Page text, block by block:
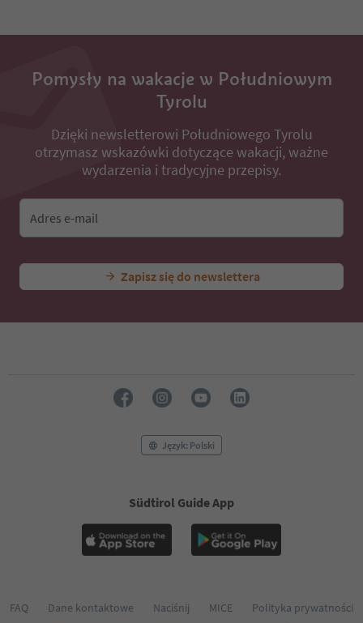
Pomysły na wakacje w Południowym
Tyrolu
Dzięki newsletterowi Południowego Tyrolu
otrzymasz wskazówki dotyczące wakacji, ważne
wydarzenia i tradycyjne przepisy.
Adres e-mail
Zapisz się do newslettera
Język: Polski
Südtirol Guide App
FAQ Dane kontaktowe Naciśnij MICE
Polityka prywatności